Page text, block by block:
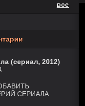
все
(сериал, 2012)
СЕРИАЛА